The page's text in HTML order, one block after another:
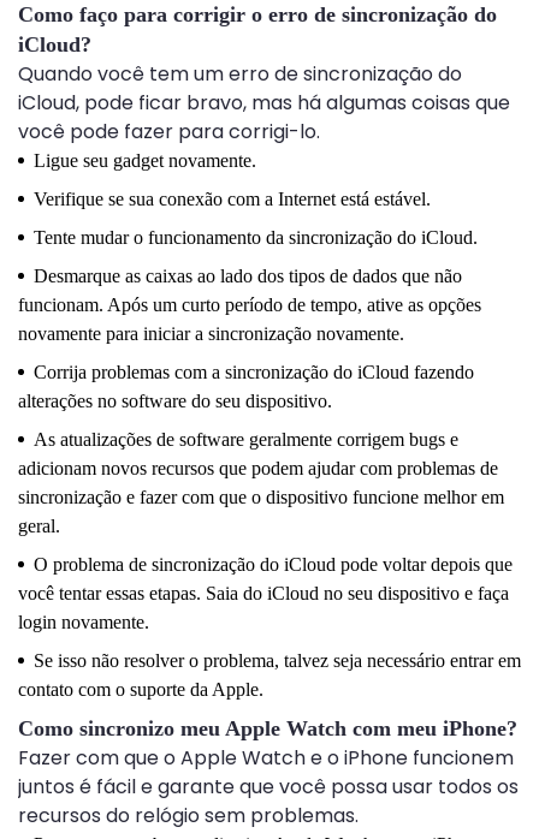
Como faço para corrigir o erro de sincronização do
iCloud?
Quando você tem um erro de sincronização do
iCloud, pode ficar bravo, mas há algumas coisas que
você pode fazer para corrigi-lo.
Ligue seu gadget novamente.
Verifique se sua conexão com a Internet está estável.
Tente mudar o funcionamento da sincronização do iCloud.
Desmarque as caixas ao lado dos tipos de dados que não
funcionam. Após um curto período de tempo, ative as opções
novamente para iniciar a sincronização novamente.
Corrija problemas com a sincronização do iCloud fazendo
alterações no software do seu dispositivo.
As atualizações de software geralmente corrigem bugs e
adicionam novos recursos que podem ajudar com problemas de
sincronização e fazer com que o dispositivo funcione melhor em
geral.
O problema de sincronização do iCloud pode voltar depois que
você tentar essas etapas. Saia do iCloud no seu dispositivo e faça
login novamente.
Se isso não resolver o problema, talvez seja necessário entrar em
contato com o suporte da Apple.
Como sincronizo meu Apple Watch com meu iPhone?
Fazer com que o Apple Watch e o iPhone funcionem
juntos é fácil e garante que você possa usar todos os
recursos do relógio sem problemas.